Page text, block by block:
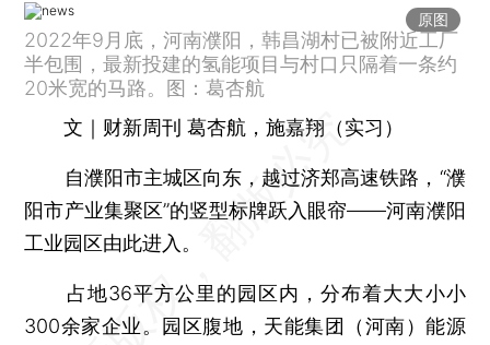
原图
2022年9月底，河南濮阳，韩昌湖村已被附近工厂
半包围，最新投建的氢能项目与村口只隔着一条约
20米宽的马路。图：葛杏航
文｜财新周刊 葛杏航，施嘉翔（实习）
自濮阳市主城区向东，越过济郑高速铁路，“濮
阳市产业集聚区”的竖型标牌跃入眼帘——河南濮阳
工业园区由此进入。
占地36平方公里的园区内，分布着大大小小
300余家企业。园区腹地，天能集团（河南）能源